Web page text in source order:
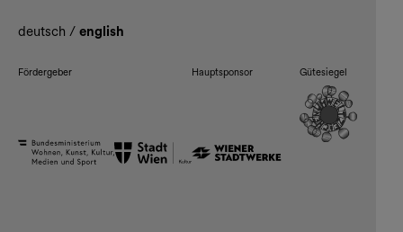
deutsch / english
Fördergeber Hauptsponsor Gütesiegel